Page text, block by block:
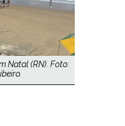
Natal (RN). Foto: